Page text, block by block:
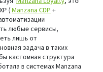
(Manzana CDP+
любые сервисы,
лишь от
задача в таких
кастомная структура
в системах Manzana